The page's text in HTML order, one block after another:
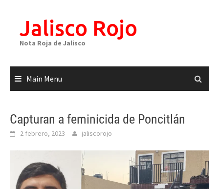
Jalisco Rojo
Nota Roja de Jalisco
Main Menu
Capturan a feminicida de Poncitlán
2 febrero, 2023 jaliscorojo